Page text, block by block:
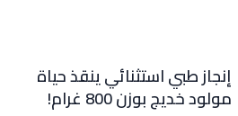
إنجاز طبي استثنائي ينقذ حياة
مولود خديج بوزن 800 غرام!